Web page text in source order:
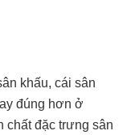
khấu, cái sân
đúng hơn ở
chất đặc trưng sân